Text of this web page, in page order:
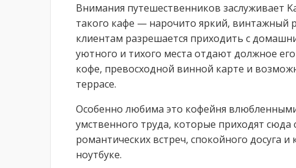
Внимания путешественников заслуживает
такого кафе — нарочито яркий, винтажный
клиентам разрешается приходить с
уютного и тихого места отдают должное
кофе, превосходной винной карте и
террасе.
Особенно любима это кофейня
умственного труда, которые приходят
романтических встреч, спокойного досуга
ноутбуке.